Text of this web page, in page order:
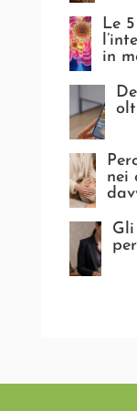
Le
in
nei